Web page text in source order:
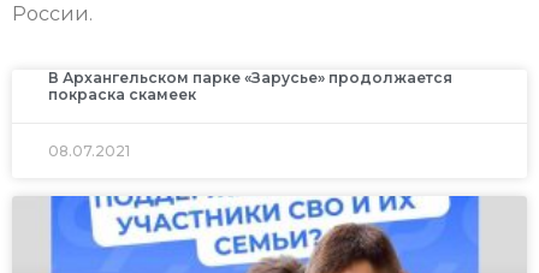
России.
В Архангельском парке «Зарусье» продолжается
покраска скамеек
08.07.2021